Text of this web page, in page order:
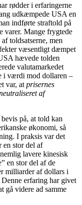
rødder i erfaringerne
udkæmpede USA en
indførte straftold på
varer. Mange frygtede
toldsatserne, men
væsentligt dæmpet
hævede tolden
valutamarkedet
i værdi mod dollaren –
var, at prisernes
af
på, at told kan
økonomi, så
I praksis var det
en stor del af
lavere kinesisk
en stor del af de
milliarder af dollars i
erfaring har givet
gå videre ad samme